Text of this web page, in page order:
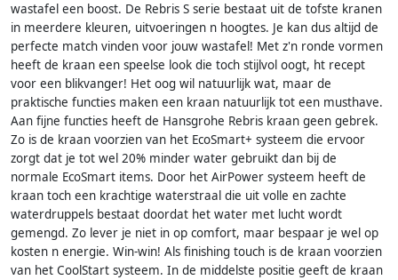
wastafel een boost. De Rebris S serie bestaat uit de tofste kranen
in meerdere kleuren, uitvoeringen n hoogtes. Je kan dus altijd de
perfecte match vinden voor jouw wastafel! Met z'n ronde vormen
heeft de kraan een speelse look die toch stijlvol oogt, ht recept
voor een blikvanger! Het oog wil natuurlijk wat, maar de
praktische functies maken een kraan natuurlijk tot een musthave.
Aan fijne functies heeft de Hansgrohe Rebris kraan geen gebrek.
Zo is de kraan voorzien van het EcoSmart+ systeem die ervoor
zorgt dat je tot wel 20% minder water gebruikt dan bij de
normale EcoSmart items. Door het AirPower systeem heeft de
kraan toch een krachtige waterstraal die uit volle en zachte
waterdruppels bestaat doordat het water met lucht wordt
gemengd. Zo lever je niet in op comfort, maar bespaar je wel op
kosten n energie. Win-win! Als finishing touch is de kraan voorzien
van het CoolStart systeem. In de middelste positie geeft de kraan